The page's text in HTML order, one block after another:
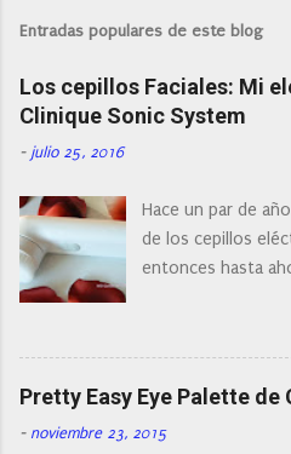
l
a
r
u
n
o
m
e
n
t
a
o
Entradas populares de este blog
Los cepillos Faciales: Mi
Clinique Sonic System
- julio 25, 2016
Hace un par de
de los cepillos
entonces hasta
con diferentes
cepillos de
naturalmente de
actualidad tal
compra debemos
Pretty Easy Eye Palette de
- noviembre 23, 2015